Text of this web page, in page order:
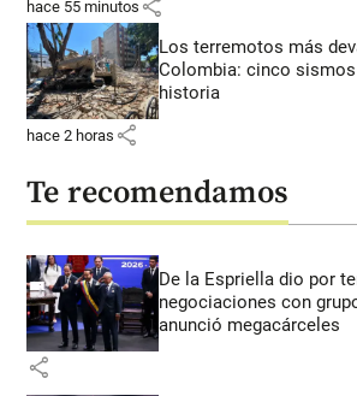
hace 55 minutos share
Los terremotos más
Colombia: cinco
historia
hace 2 horas share
Te recomendamos
De la Espriella dio por
negociaciones con
anunció megacárceles
share